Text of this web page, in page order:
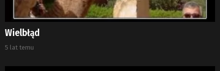
Wielbłąd
5 lat temu